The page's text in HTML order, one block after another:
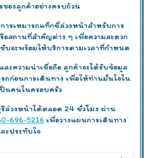
ของลูกค้าอย่างครบถ้วน
ารเหมารถแท็กซี่ล่วงหน้าสำหรับการ
สถานที่สำคัญต่าง ๆ เพื่อความสะดวก
บจะพร้อมให้บริการตามเวลาที่กำหนด
ะความน่าเชื่อถือ ลูกค้าจะได้รับข้อมูล
ถก่อนการเดินทาง เพื่อให้ท่านมั่นใจใน
ป็นคนในครอบครัว
ล่วงหน้าได้ตลอด 24 ชั่วโมง ผ่าน
696-5216 เพื่อวางแผนการเดินทาง
ะประทับใจ